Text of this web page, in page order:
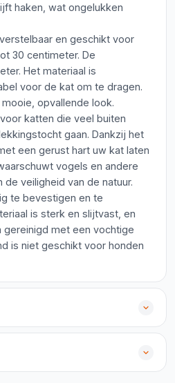
haken, wat ongelukken
en geschikt voor
30 centimeter. De
Het materiaal is
voor de kat om te dragen.
opvallende look.
katten die veel buiten
gaan. Dankzij het
een gerust hart uw kat laten
vogels en andere
veiligheid van de natuur.
te bevestigen en te
is sterk en slijtvast, en
gereinigd met een vochtige
is niet geschikt voor honden